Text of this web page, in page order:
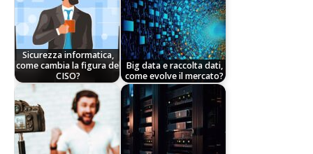
Sicurezza informatica,
come cambia la figura del
CISO?
Big data e raccolta dati,
come evolve il mercato?